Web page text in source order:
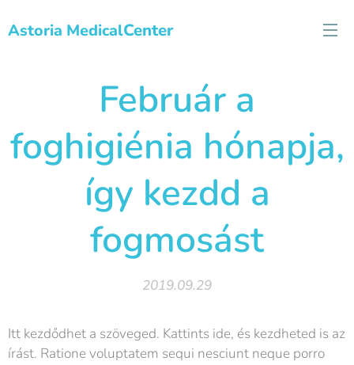
Astoria MedicalCenter
Február a
foghigiénia hónapja,
így kezdd a
fogmosást
2019.09.29
Itt kezdődhet a szöveged. Kattints ide, és kezdheted is az
írást. Ratione voluptatem sequi nesciunt neque porro